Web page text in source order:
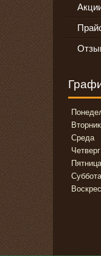
Вторник
Среда
Четверг
Пятница
Суббота